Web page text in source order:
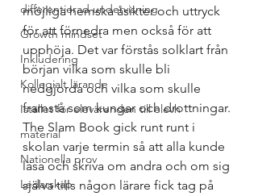
differentierad undervisning
Growth mindset
Inkludering
Kollegialt lärande
Istället för elevärenden till elevh
material
Nationella prov
Ledarskap
möjliga hemska åsikter och uttryck
för att förnedra men också för att
upphöja. Det var förstås solklart från
början vilka som skulle bli
nedgjorda och vilka som skulle
framstå som kungar och drottningar.
The Slam Book gick runt runt i
skolan varje termin så att alla kunde
läsa och skriva om andra och om sig
själva tills någon lärare fick tag på